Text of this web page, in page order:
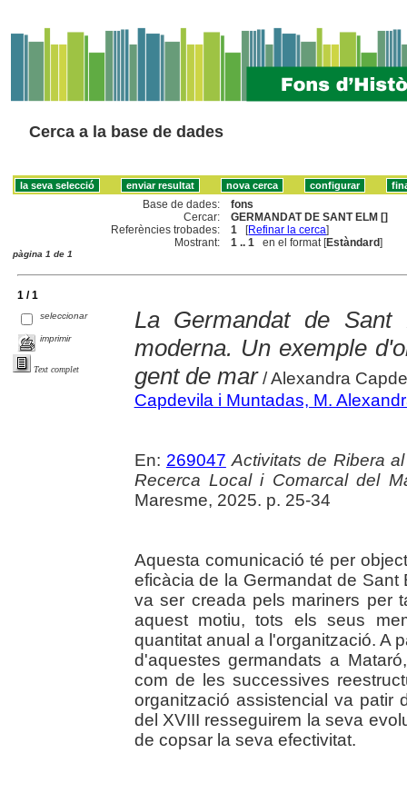
Cerca a la base de dades
Base de dades:
fons
Cercar:
GERMANDAT DE SANT ELM []
Referències trobades:
1 [Refinar la cerca]
Mostrant:
1 .. 1 en el format [Estàndard]
pàgina 1 de 1
1 / 1
seleccionar
imprimir
Text complet
La Germandat de
moderna. Un exemple
gent de mar/ Alexandra
Capdevila i Muntadas, M.
En: 269047 Activitats de Ribera
Recerca Local i Comarcal del
Maresme, 2025. p. 25-34
Aquesta comunicació té per
eficàcia de la Germandat de
va ser creada pels mariners per
aquest motiu, tots els seus
quantitat anual a l'organització. A
d'aquestes germandats a
com de les successives
organització assistencial va patir
del XVIII resseguirem la seva
de copsar la seva efectivitat.